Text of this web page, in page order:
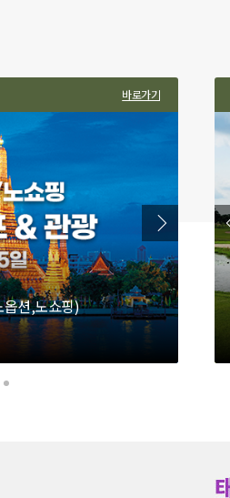
바로가기
션,노쇼핑)
방콕
[
바로가기
3색골프 3박5일